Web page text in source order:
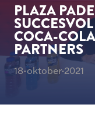
PLAZA
COCA-
PARTNERS
18-oktober-2021